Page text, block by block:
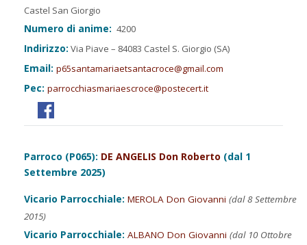
Castel San Giorgio
Numero di anime: 4200
Indirizzo: Via Piave – 84083 Castel S. Giorgio (SA)
Email: p65santamariaetsantacroce@gmail.com
Pec: parrocchiasmariaescroce@postecert.it
Parroco (P065): DE ANGELIS Don Roberto (dal 1
Settembre 2025)
Vicario Parrocchiale: MEROLA Don Giovanni (dal 8 Settembre
2015)
Vicario Parrocchiale: ALBANO Don Giovanni (dal 10 Ottobre